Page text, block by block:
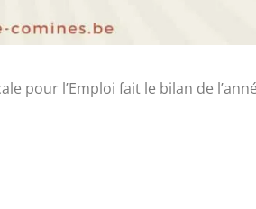
pour l’Emploi fait le bilan de